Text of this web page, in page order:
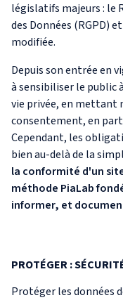
législatifs majeurs : le
des Données (RGPD)
modifiée.
Depuis son entrée en
à sensibiliser le public
vie privée, en mettant
consentement, en
Cependant, les
bien au-delà de la
la conformité d'un
méthode PiaLab
informer, et
PROTÉGER :
Protéger les données